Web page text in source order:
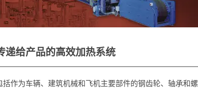
递给产品的高效加热系统
作为车辆、建筑机械和飞机主要部件的钢齿轮、轴承和螺